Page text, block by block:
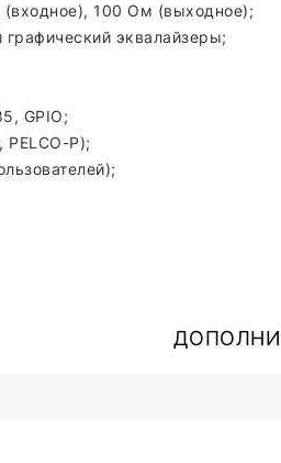
100 Ом (выходное);
эквалайзеры;
GPIO;
PELCO-P);